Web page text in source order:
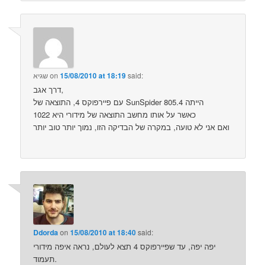
שגיאon15/08/2010 at 18:19said:
דרך אגב,
עם פיירפוקס 4, התוצאה של SunSpider הייתה 805.4
כאשר על אותו מחשב התוצאה של מידורי היא 1022
ואם אני לא טועה, במקרה של הבדיקה הזו, נמוך יותר טוב יותר
Ddordaon15/08/2010 at 18:40said:
יפה יפה, עד שפיירפוקס 4 תצא לעולם, נראה איפה מידורי
תעמוד.